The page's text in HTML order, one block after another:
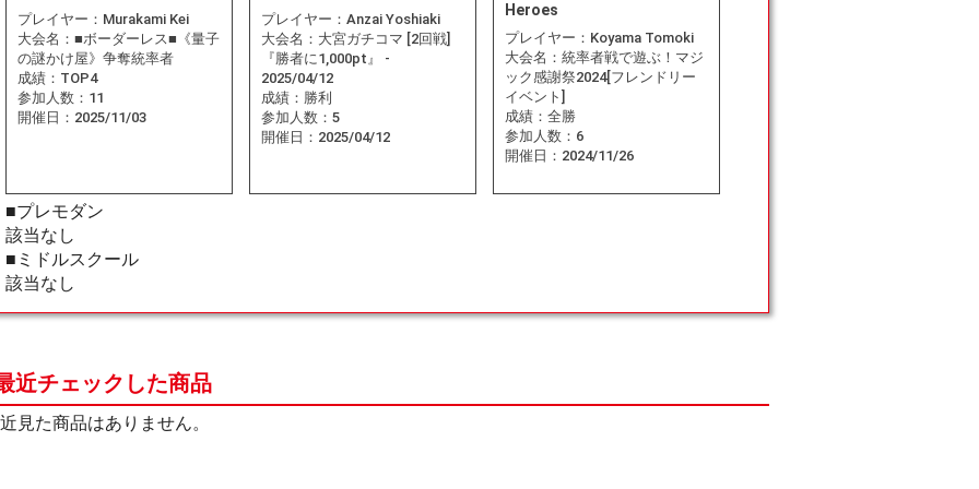
プレイヤー： Murakami Kei
大会名： ■ボーダーレス■《量子
の謎かけ屋》争奪統率者
成績： TOP4
参加人数： 11
開催日： 2025/11/03
プレイヤー： Anzai Yoshiaki
大会名： 大宮ガチコマ [2回戦]
『勝者に1,000pt』 -
2025/04/12
成績： 勝利
参加人数： 5
開催日： 2025/04/12
Heroes
プレイヤー： Koyama Tomoki
大会名： 統率者戦で遊ぶ！マジ
ック感謝祭2024[フレンドリー
イベント]
成績： 全勝
参加人数： 6
開催日： 2024/11/26
■プレモダン
該当なし
■ミドルスクール
該当なし
近チェックした商品
見た商品はありません。